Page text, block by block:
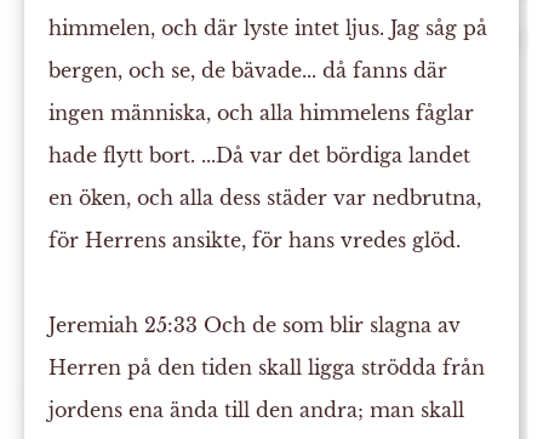
himmelen, och där lyste intet ljus. Jag såg på
bergen, och se, de bävade... då fanns där
ingen människa, och alla himmelens fåglar
hade flytt bort. ...Då var det bördiga landet
en öken, och alla dess städer var nedbrutna,
för Herrens ansikte, för hans vredes glöd.
Jeremiah 25:33 Och de som blir slagna av
Herren på den tiden skall ligga strödda från
jordens ena ända till den andra; man skall